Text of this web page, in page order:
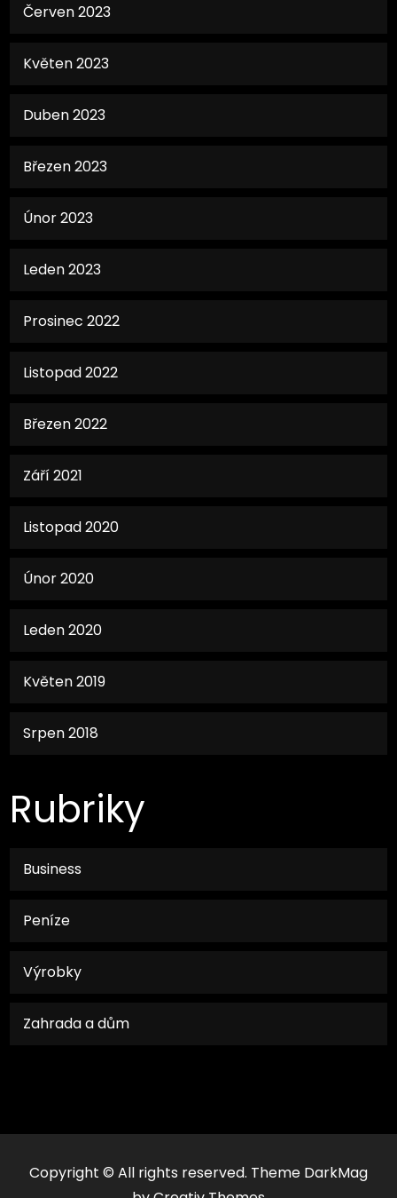
Červen 2023
Květen 2023
Duben 2023
Březen 2023
Únor 2023
Leden 2023
Prosinec 2022
Listopad 2022
Březen 2022
Září 2021
Listopad 2020
Únor 2020
Leden 2020
Květen 2019
Srpen 2018
Rubriky
Business
Peníze
Výrobky
Zahrada a dům
Copyright © All rights reserved. Theme DarkMag